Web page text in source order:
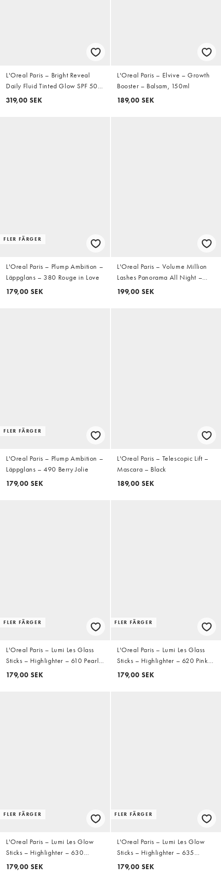
L'Oreal Paris – Bright Reveal
Daily Fluid Tinted Glow SPF 50+
Pearl Glow 50ml
319,00 SEK
L'Oreal Paris – Elvive – Growth
Booster – Balsam, 150ml
189,00 SEK
FLER FÄRGER
L'Oreal Paris – Plump Ambition –
Läppglans – 380 Rouge in Love
179,00 SEK
L'Oreal Paris – Volume Million
Lashes Panorama All Night –
Svart, volymgivande mascara
199,00 SEK
FLER FÄRGER
L'Oreal Paris – Plump Ambition –
Läppglans – 490 Berry Jolie
179,00 SEK
L'Oreal Paris – Telescopic Lift –
Mascara – Black
189,00 SEK
FLER FÄRGER
L'Oreal Paris – Lumi Les Glass
Sticks – Highlighter – 610 Pearl
Eclat
179,00 SEK
FLER FÄRGER
L'Oreal Paris – Lumi Les Glass
Sticks – Highlighter – 620 Pink
Ballet
179,00 SEK
FLER FÄRGER
L'Oreal Paris – Lumi Les Glow
Sticks – Highlighter – 630
Cream Chic
179,00 SEK
FLER FÄRGER
L'Oreal Paris – Lumi Les Glow
Sticks – Highlighter – 635
Golden Couture
179,00 SEK